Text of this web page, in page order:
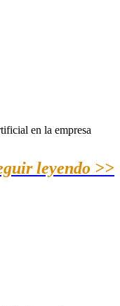
en la empresa
leyendo >>